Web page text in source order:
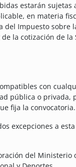
estarán sujetas
en materia
del Impuesto sobre
de la cotización de la
con
pública o privada,
fija la convocatoria.
excepciones a
del Ministerio